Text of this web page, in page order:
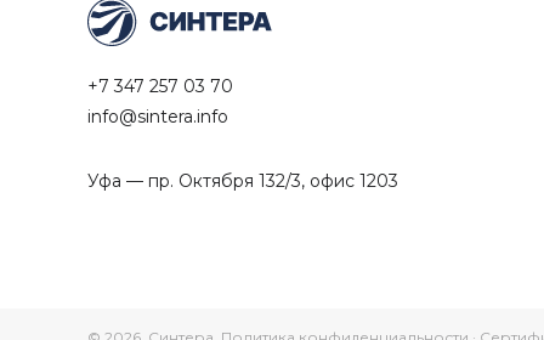
+7 347 257 03 70
info@sintera.info
Уфа — пр. Октября 132/3, офис 1203